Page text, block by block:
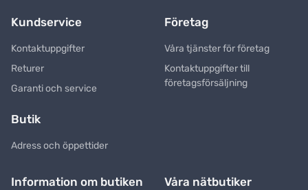
Kundservice
Kontaktuppgifter
Returer
Garanti och service
Företag
Våra tjänster för företag
Kontaktuppgifter till
företagsförsäljning
Butik
Adress och öppettider
Information om butiken Våra nätbutiker